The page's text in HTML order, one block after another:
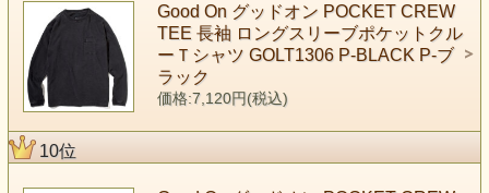
Good On グッドオン POCKET CREW
TEE 長袖 ロングスリーブポケットクル
ーＴシャツ GOLT1306 P-BLACK P-ブ
ラック
価格:7,120円(税込)
10位